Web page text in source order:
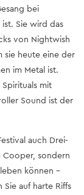
bei
Sie wird das
von Nightwish
sie heute eine der
im Metal ist.
mit
Sound ist der
auch Drei-
Cooper, sondern
können –
Sie auf harte Riffs